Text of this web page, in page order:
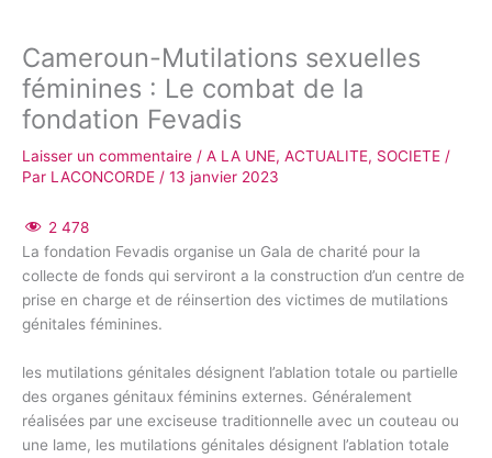
Cameroun-Mutilations sexuelles
féminines : Le combat de la
fondation Fevadis
Laisser un commentaire / A LA UNE, ACTUALITE, SOCIETE /
Par LACONCORDE / 13 janvier 2023
2 478
La fondation Fevadis organise un Gala de charité pour la
collecte de fonds qui serviront a la construction d’un centre de
prise en charge et de réinsertion des victimes de mutilations
génitales féminines.
les mutilations génitales désignent l’ablation totale ou partielle
des organes génitaux féminins externes. Généralement
réalisées par une exciseuse traditionnelle avec un couteau ou
une lame, les mutilations génitales désignent l’ablation totale